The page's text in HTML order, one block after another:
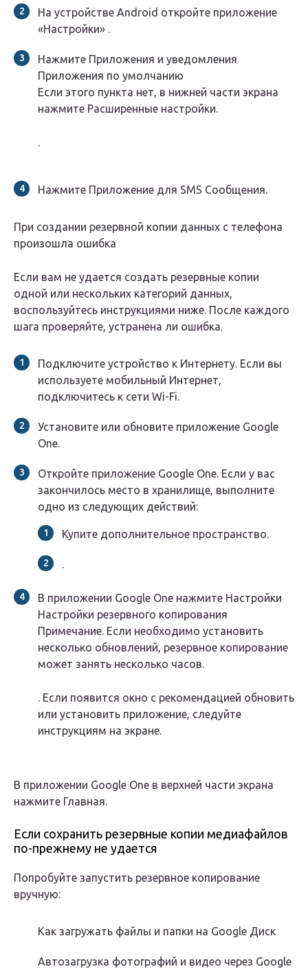
На устройстве Android откройте приложение
«Настройки» .
Нажмите Приложения и уведомления
Приложения по умолчанию
Если этого пункта нет, в нижней части экрана
нажмите Расширенные настройки.
.
Нажмите Приложение для SMS Сообщения.
При создании резервной копии данных с телефона
произошла ошибка
Если вам не удается создать резервные копии
одной или нескольких категорий данных,
воспользуйтесь инструкциями ниже. После каждого
шага проверяйте, устранена ли ошибка.
Подключите устройство к Интернету. Если вы
используете мобильный Интернет,
подключитесь к сети Wi-Fi.
Установите или обновите приложение Google
One.
Откройте приложение Google One. Если у вас
закончилось место в хранилище, выполните
одно из следующих действий:
Купите дополнительное пространство.
.
В приложении Google One нажмите Настройки
Настройки резервного копирования
Примечание. Если необходимо установить
несколько обновлений, резервное копирование
может занять несколько часов.
. Если появится окно с рекомендацией обновить
или установить приложение, следуйте
инструкциям на экране.
В приложении Google One в верхней части экрана
нажмите Главная.
Если сохранить резервные копии медиафайлов
по-прежнему не удается
Попробуйте запустить резервное копирование
вручную:
Как загружать файлы и папки на Google Диск
Автозагрузка фотографий и видео через Google